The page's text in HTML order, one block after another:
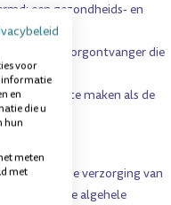
een gezondheids- en
voor de zorgontvanger die
en schoon te maken als de
de dagelijkse verzorging van
voor de algehele
voor
informatie
en
die u
hun
meten
met